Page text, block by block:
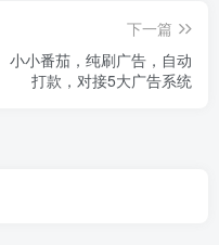
下一篇
小小番茄，纯刷广告，自动
打款，对接5大广告系统